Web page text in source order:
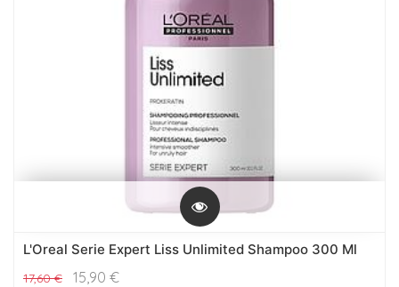
L'Oreal Serie Expert Liss Unlimited Shampoo 300 Ml
17,60€ 15,90 €